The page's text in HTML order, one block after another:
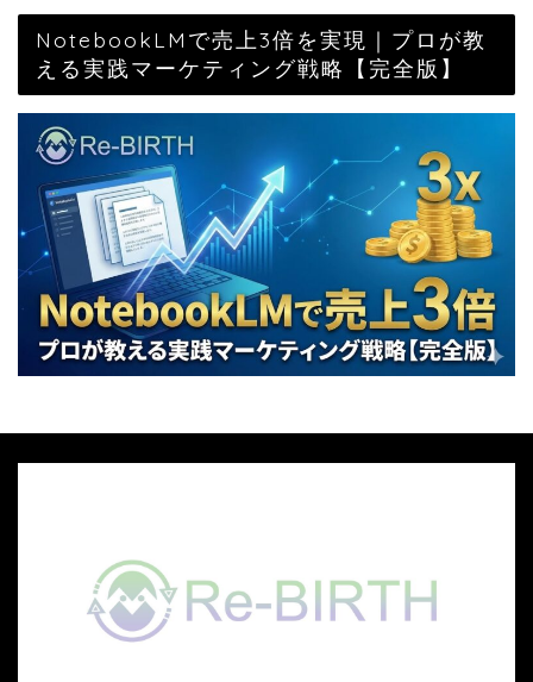
NotebookLMで売上3倍を実現｜プロが教
える実践マーケティング戦略【完全版】